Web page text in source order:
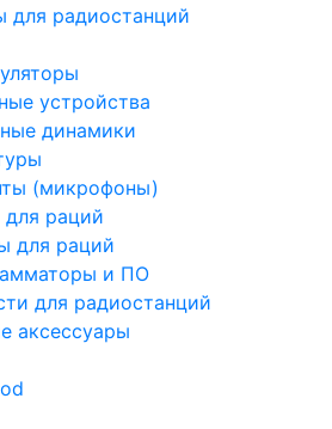
для радиостанций
устройства
динамики
(микрофоны)
раций
для раций
и ПО
для радиостанций
аксессуары